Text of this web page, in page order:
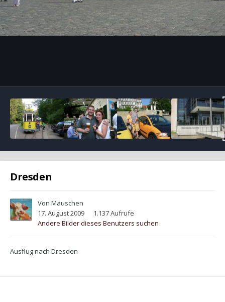
Dresden
Von Mäuschen
17. August 2009
1.137 Aufrufe
Andere Bilder dieses Benutzers suchen
Ausflug nach Dresden